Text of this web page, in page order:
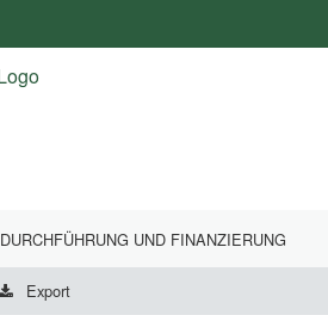
DURCHFÜHRUNG UND FINANZIERUNG
Export